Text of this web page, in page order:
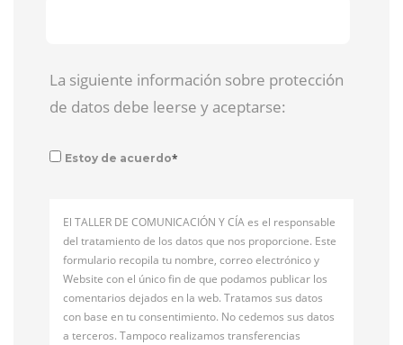
La siguiente información sobre protección
de datos debe leerse y aceptarse:
Estoy de acuerdo*
El TALLER DE COMUNICACIÓN Y CÍA es el responsable
del tratamiento de los datos que nos proporcione. Este
formulario recopila tu nombre, correo electrónico y
Website con el único fin de que podamos publicar los
comentarios dejados en la web. Tratamos sus datos
con base en tu consentimiento. No cedemos sus datos
a terceros. Tampoco realizamos transferencias